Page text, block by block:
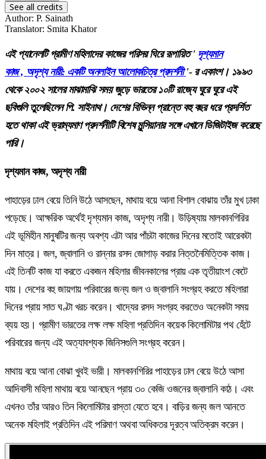
See all credits
Author: P. Sainath
Translator: Smita Khator
এই প্যানেলটি গ্রামীণ মহিলাদের কাজের পরিসর ঘিরে রূপায়িত' দৃশ্যমান
কাজ, অদৃশ্য নারী: একটি অনলাইন আলোকচিত্র প্রদর্শনী '- র একাংশ। ১৯৯৩
থেকে ২০০২ সালের মাঝামাঝি সময় জুড়ে ভারতের ১০টি রাজ্যে ঘুরে ঘুরে এই
ছবিগুলি তুলেছিলেন পি. সাইনাথ। দেশের বিভিন্ন প্রান্তে বহু বছর ধরে প্রদর্শিত
হতে থাকা এই ভ্রাম্যমাণ প্রদর্শনীটি বিশেষ মুন্সিয়ানার সঙ্গে এখানে ডিজিটাইজ করেছে
পারি।
দৃশ্যমান কাজ, অদৃশ্য নারী
পাহাড়ের ঢাল বেয়ে তিনি উঠে আসছেন, মাথায় বয়ে আনা বিশাল বোঝায় তাঁর মুখ ঢাকা
পড়েছে। আক্ষরিক অর্থেই দৃশ্যমান কাজ, অদৃশ্য নারী। উড়িষ্যায় মালকানগিরির
এই ভূমিহীন মানুষটির জন্য অবশ্য এটা আর পাঁচটা কাজের দিনের মতোই আরেকটা
দিন মাত্র। জল, জ্বালানি ও রান্নার রসদ জোগাড় করার নিত্তনৈমিত্তিক কাজ।
এই তিনটি কাজ যা করতে একজন মহিলার জীবনকালের প্রায় এক তৃতীয়াংশ কেটে
যায়। দেশের বহু জায়গায় পরিবারের জন্য জল ও জ্বালানি সংগ্রহ করতে মহিলারা
দিনের প্রায় সাত ঘণ্টা খরচ করেন। খাদ্যের রসদ সংগ্রহ করতেও অনেকটা সময়
ব্যয় হয়। গ্রামীণ ভারতের লক্ষ লক্ষ মহিলা প্রতিদিন কয়েক কিলোমিটার পথ হেঁটে
পরিবারের জন্য এই অত্যাবশ্যক জিনিসগুলি সংগ্রহ করেন।
মাথায় বয়ে আনা বোঝা খুবই ভারী। মালকানগিরির পাহাড়ের ঢাল বেয়ে উঠে আসা
আদিবাসী মহিলা মাথায় বয়ে আনছেন প্রায় ৩০ কেজি ওজনের জ্বালানি কাঠ। এবং
এখনও তাঁর আরও তিন কিলোমিটার রাস্তা যেতে হবে। বাড়ির জন্য জল আনতে
অনেক মহিলাই প্রতিদিন এই পরিমাণ অথবা অধিকতর দূরত্ব অতিক্রম করেন।